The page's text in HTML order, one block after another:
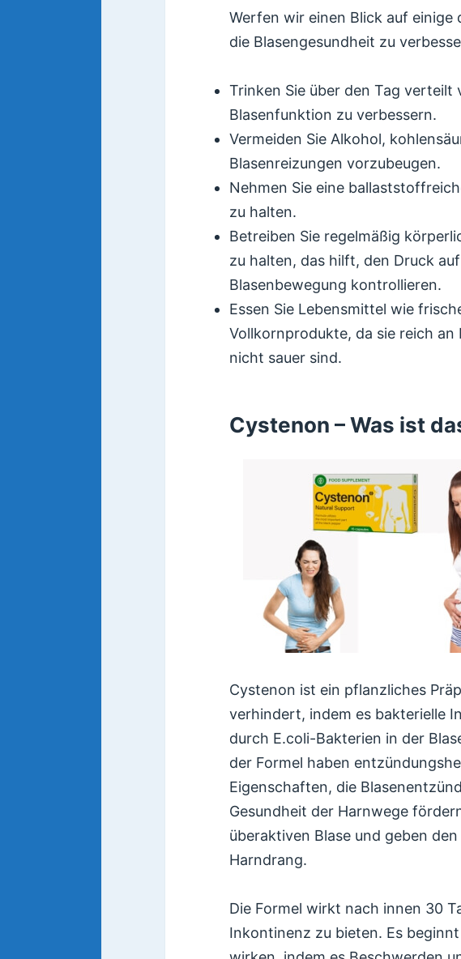
Werfen wir einen Blick auf
die Blasengesundheit zu
Trinken Sie über den Tag verteilt
Blasenfunktion zu verbessern.
Vermeiden Sie Alkohol,
Blasenreizungen vorzubeugen.
Nehmen Sie eine
zu halten.
Betreiben Sie regelmäßig
zu halten, das hilft, den Druck
Blasenbewegung kontrollieren.
Essen Sie Lebensmittel wie
Vollkornprodukte, da sie reich
nicht sauer sind.
Cystenon – Was ist
Cystenon ist ein pflanzliches
verhindert, indem es bakterielle
durch E.coli-Bakterien in der
der Formel haben
Eigenschaften, die
Gesundheit der Harnwege
überaktiven Blase und geben
Harndrang.
Die Formel wirkt nach innen 30
Inkontinenz zu bieten. Es